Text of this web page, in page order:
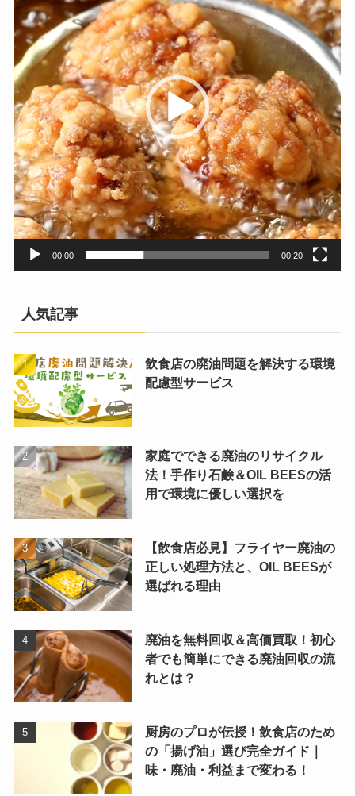
レ
ー
ヤ
ー
00:00 00:20
人気記事
飲食店の廃油問題を解決する環境
配慮型サービス
家庭でできる廃油のリサイクル
法！手作り石鹸＆OIL BEESの活
用で環境に優しい選択を
【飲食店必見】フライヤー廃油の
正しい処理方法と、OIL BEESが
選ばれる理由
廃油を無料回収＆高価買取！初心
者でも簡単にできる廃油回収の流
れとは？
厨房のプロが伝授！飲食店のため
の「揚げ油」選び完全ガイド｜
味・廃油・利益まで変わる！